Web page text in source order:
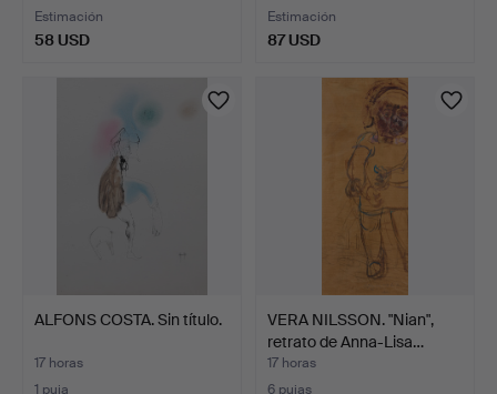
Estimación
58 USD
Estimación
87 USD
ALFONS COSTA. Sin título.
17 horas
1 puja
VERA NILSSON. "Nian",
retrato de Anna-Lisa…
17 horas
6 pujas